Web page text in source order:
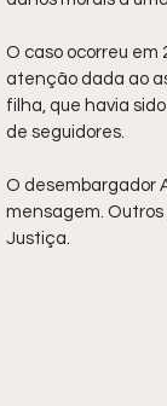
O caso ocorreu em
atenção dada ao
filha, que havia
de seguidores.
O desembargador
mensagem.
Justiça.